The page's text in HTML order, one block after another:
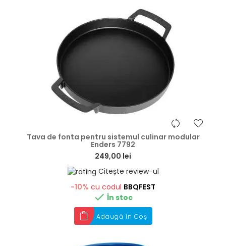
Tava de fonta pentru sistemul culinar modular
Enders 7792
249,00 lei
Citește review-ul
-10% cu codul BBQFEST
 În stoc
Adaugă în Coș